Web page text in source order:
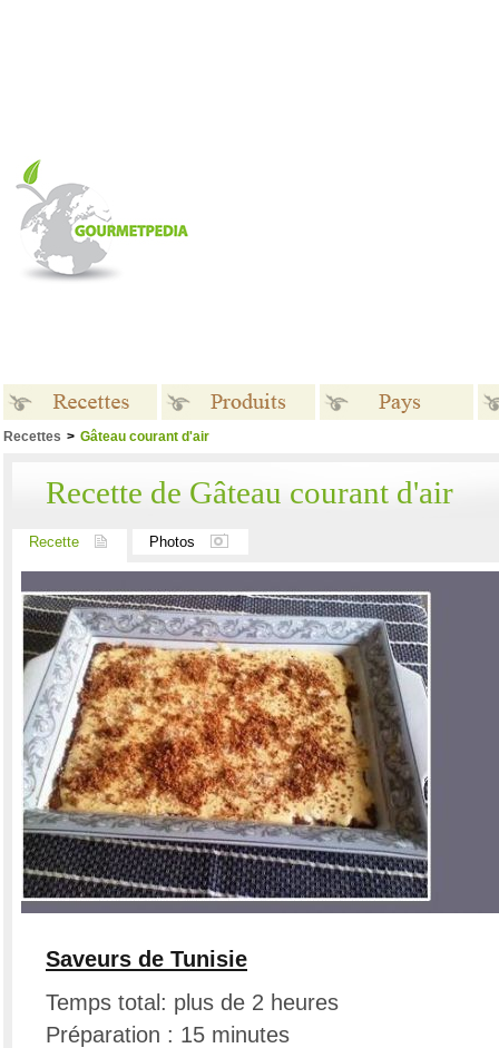
Recettes > Gâteau courant d'air
Recette de Gâteau courant d'air
Recette Photos
Saveurs de Tunisie
Temps total: plus de 2 heures
Préparation : 15 minutes